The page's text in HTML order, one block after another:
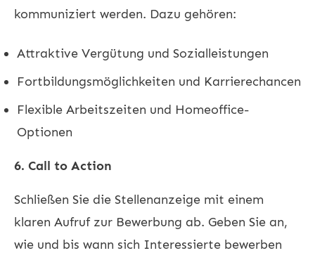
kommuniziert werden. Dazu gehören:
Attraktive Vergütung und Sozialleistungen
Fortbildungsmöglichkeiten und Karrierechancen
Flexible Arbeitszeiten und Homeoffice-
Optionen
6. Call to Action
Schließen Sie die Stellenanzeige mit einem
klaren Aufruf zur Bewerbung ab. Geben Sie an,
wie und bis wann sich Interessierte bewerben